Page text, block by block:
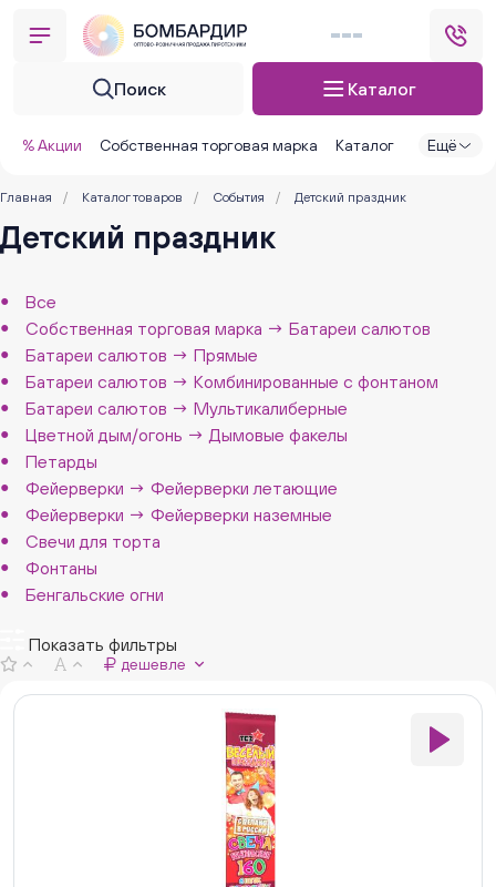
Поиск Каталог
% Акции Собственная торговая марка Каталог Ещё
Главная / Каталог товаров / События / Детский праздник
Детский праздник
Все
Собственная торговая марка → Батареи салютов
Батареи салютов → Прямые
Батареи салютов → Комбинированные с фонтаном
Батареи салютов → Мультикалиберные
Цветной дым/огонь → Дымовые факелы
Петарды
Фейерверки → Фейерверки летающие
Фейерверки → Фейерверки наземные
Свечи для торта
Фонтаны
Бенгальские огни
Показать фильтры
дешевле